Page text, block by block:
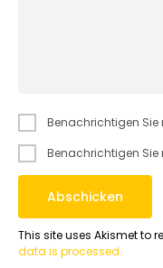
Benachrichtigen Sie
Benachrichtigen Sie
This site uses Akismet to
data is processed.